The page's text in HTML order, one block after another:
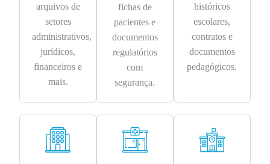
arquivos de
setores
administrativos,
jurídicos,
financeiros e
mais.
fichas de
pacientes e
documentos
regulatórios
com
segurança.
históricos
escolares,
contratos e
documentos
pedagógicos.